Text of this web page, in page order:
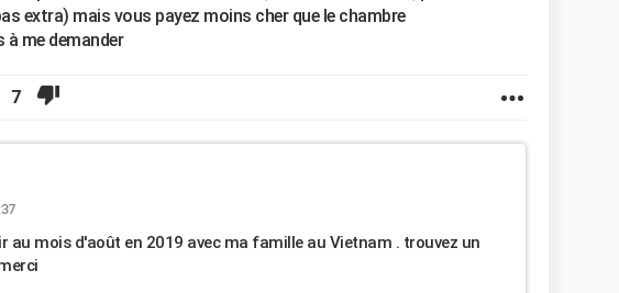
extra) mais vous payez moins cher que le chambre
me demander
7
au mois d'août en 2019 avec ma famille au Vietnam . trouvez un